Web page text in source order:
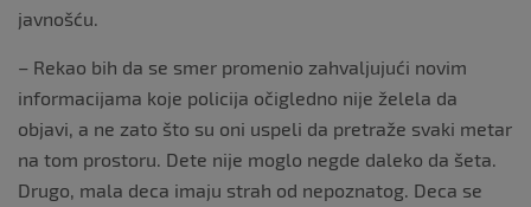
javnošću.
– Rekao bih da se smer promenio zahvaljujući novim
informacijama koje policija očigledno nije želela da
objavi, a ne zato što su oni uspeli da pretraže svaki metar
na tom prostoru. Dete nije moglo negde daleko da šeta.
Drugo, mala deca imaju strah od nepoznatog. Deca se